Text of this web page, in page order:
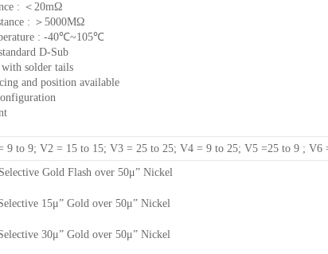
: ＜20mΩ
: ＞5000MΩ
: -40℃~105℃
D-Sub
solder tails
and position available
9 to 9; V2 = 15 to 15; V3 = 25 to 25; V4 = 9 to 25; V5 =25 to 9 ; V6
Gold Flash over 50μ” Nickel
15μ” Gold over 50μ” Nickel
30μ” Gold over 50μ” Nickel